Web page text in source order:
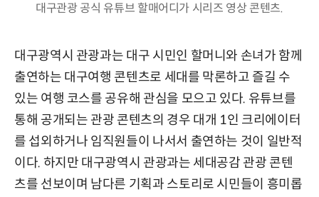
대구관광 공식 유튜브 할매어디가 시리즈 영상 콘텐츠.
대구광역시 관광과는 대구 시민인 할머니와 손녀가 함께
출연하는 대구여행 콘텐츠로 세대를 막론하고 즐길 수
있는 여행 코스를 공유해 관심을 모으고 있다. 유튜브를
통해 공개되는 관광 콘텐츠의 경우 대개 1인 크리에이터
를 섭외하거나 임직원들이 나서서 출연하는 것이 일반적
이다. 하지만 대구광역시 관광과는 세대공감 관광 콘텐
츠를 선보이며 남다른 기획과 스토리로 시민들이 흥미롭